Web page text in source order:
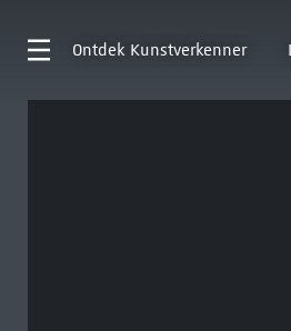
Ontdek Kunstverkenner